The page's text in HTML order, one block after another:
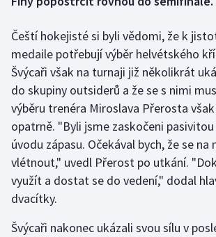
Gymnastika
Házená
Jezdectví
Judo
Krasobruslení
Lezení
Čeští hokejisté si byli vědomi, že k
medaile potřebují výběr helvétského
Švýcaři však na turnaji již několikrát
do skupiny outsiderů a že se s nimi
výběru trenéra Miroslava Přerosta
opatrně. "Byli jsme zaskočeni
úvodu zápasu. Očekával bych, že se na
vlétnout," uvedl Přerost po utkání.
využít a dostat se do vedení," dodal
dvacítky.
Švýcaři nakonec ukázali svou sílu v